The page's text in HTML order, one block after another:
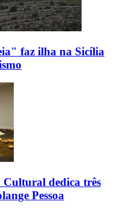
faz ilha na Sicília
dedica três
Pessoa